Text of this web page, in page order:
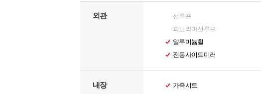
외관
선루프
파노라마선루프
알루미늄휠
전동사이드미러
내장
가죽시트